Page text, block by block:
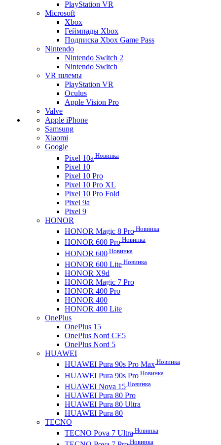
PlayStation VR
Microsoft
Xbox
Геймпады Xbox
Подписка Xbox Game Pass
Nintendo
Nintendo Switch 2
Nintendo Switch
VR шлемы
PlayStation VR
Oculus
Apple Vision Pro
Valve
Apple iPhone
Samsung
Xiaomi
Google
Pixel 10a Новинка
Pixel 10
Pixel 10 Pro
Pixel 10 Pro XL
Pixel 10 Pro Fold
Pixel 9a
Pixel 9
HONOR
HONOR Magic 8 Pro Новинка
HONOR 600 Pro Новинка
HONOR 600 Новинка
HONOR 600 Lite Новинка
HONOR X9d
HONOR Magic 7 Pro
HONOR 400 Pro
HONOR 400
HONOR 400 Lite
OnePlus
OnePlus 15
OnePlus Nord CE5
OnePlus Nord 5
HUAWEI
HUAWEI Pura 90s Pro Max Новинка
HUAWEI Pura 90s Pro Новинка
HUAWEI Nova 15 Новинка
HUAWEI Pura 80 Pro
HUAWEI Pura 80 Ultra
HUAWEI Pura 80
TECNO
TECNO Pova 7 Ultra Новинка
Новинка